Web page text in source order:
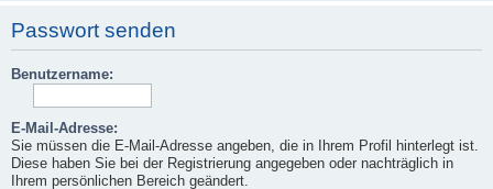
Passwort senden
Benutzername:
E-Mail-Adresse:
Sie müssen die E-Mail-Adresse angeben, die in Ihrem Profil hinterlegt ist.
Diese haben Sie bei der Registrierung angegeben oder nachträglich in
Ihrem persönlichen Bereich geändert.